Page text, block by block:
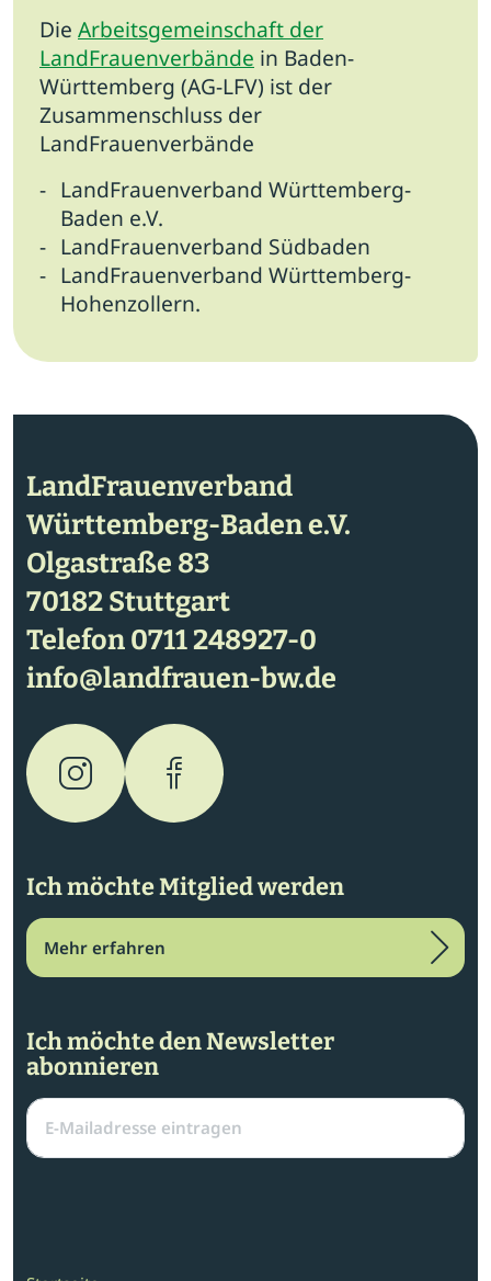
Die Arbeitsgemeinschaft der
LandFrauenverbände in Baden-
Württemberg (AG-LFV) ist der
Zusammenschluss der
LandFrauenverbände
LandFrauenverband Württemberg-
Baden e.V.
LandFrauenverband Südbaden
LandFrauenverband Württemberg-
Hohenzollern.
LandFrauenverband
Württemberg-Baden e.V.
Olgastraße 83
70182 Stuttgart
Telefon0711 248927-0
info@landfrauen-bw.de
Ich möchte Mitglied werden
Mehr erfahren
Ich möchte den Newsletter
abonnieren